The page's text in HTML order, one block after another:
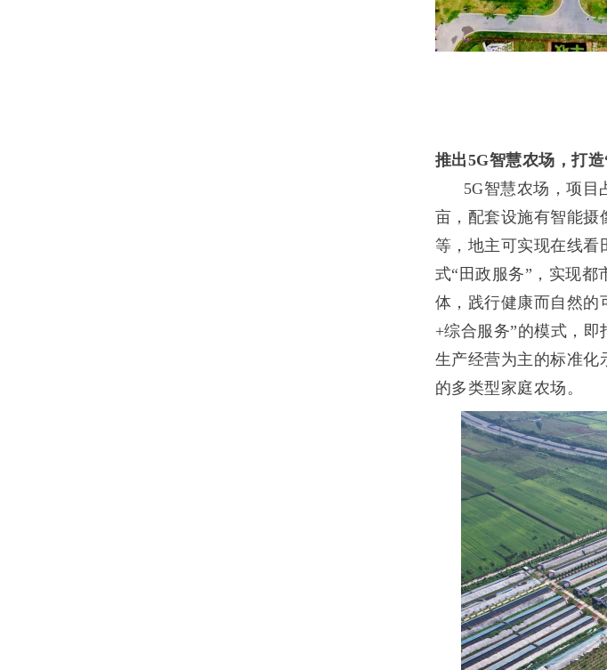
推出5G智慧农场，打
5G智慧农场，项目
亩，配套设施有智能摄
等，地主可实现在线看
式“田政服务”，实现
体，践行健康而自然的
+综合服务”的模式，
生产经营为主的标准化
的多类型家庭农场。